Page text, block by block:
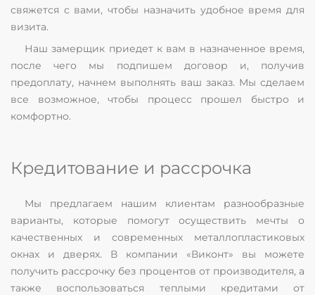
свяжется с вами, чтобы назначить удобное время для
визита.
Наш замерщик приедет к вам в назначенное время,
после чего мы подпишем договор и, получив
предоплату, начнем выполнять ваш заказ. Мы сделаем
все возможное, чтобы процесс прошел быстро и
комфортно.
Кредитование и рассрочка
Мы предлагаем нашим клиентам разнообразные
варианты, которые помогут осуществить мечты о
качественных и современных металлопластиковых
окнах и дверях. В компании «Виконт» вы можете
получить рассрочку без процентов от производителя, а
также воспользоваться теплыми кредитами от